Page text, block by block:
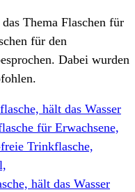
Thema Flaschen für
für den
Dabei wurden
hält das Wasser